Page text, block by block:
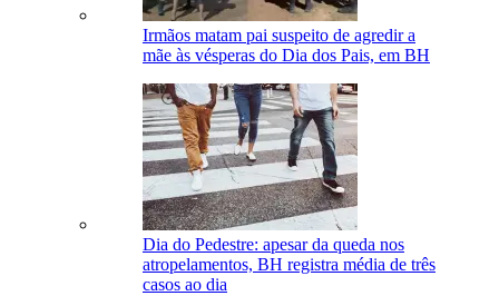
Irmãos matam pai suspeito de agredir a
mãe às vésperas do Dia dos Pais, em BH
Dia do Pedestre: apesar da queda nos
atropelamentos, BH registra média de três
casos ao dia